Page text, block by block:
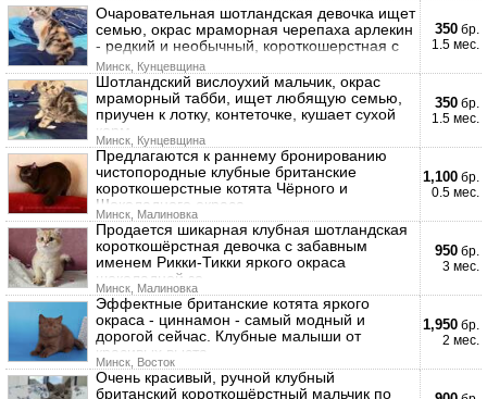
Очаровательная шотландская девочка ищет
семью, окрас мраморная черепаха арлекин
- редкий и необычный, короткошерстная с
Минск, Кунцевщина
350 бр.
1.5 мес.
Шотландский вислоухий мальчик, окрас
мраморный табби, ищет любящую семью,
приучен к лотку, контеточке, кушает сухой
корм
Минск, Кунцевщина
350 бр.
1.5 мес.
Предлагаются к раннему бронированию
чистопородные клубные британские
короткошерстные котята Чёрного и
Шоколадного окраса
Минск, Малиновка
1,100 бр.
0.5 мес.
Продается шикарная клубная шотландская
короткошёрстная девочка с забавным
именем Рикки-Тикки яркого окраса
шоколадной зо
Минск, Малиновка
950 бр.
3 мес.
Эффектные британские котята яркого
окраса - циннамон - самый модный и
дорогой сейчас. Клубные малыши от
красивых выста
Минск, Восток
1,950 бр.
2 мес.
Очень красивый, ручной клубный
британский короткошёрстный мальчик по